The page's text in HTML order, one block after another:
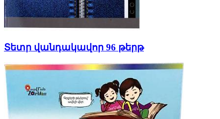
Տետր վանդակավոր 96 թերթ